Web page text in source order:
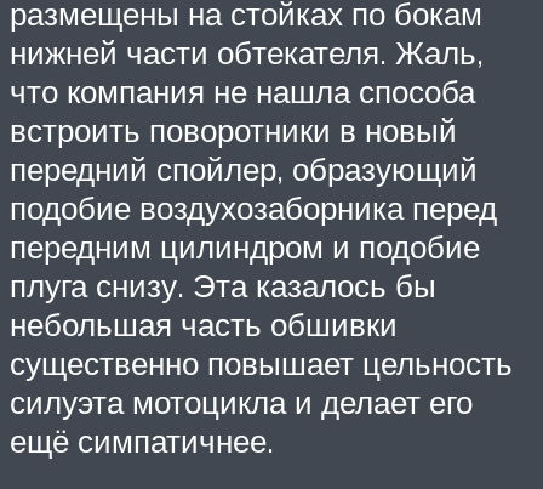
размещены на стойках по бокам
нижней части обтекателя. Жаль,
что компания не нашла способа
встроить поворотники в новый
передний спойлер, образующий
подобие воздухозаборника перед
передним цилиндром и подобие
плуга снизу. Эта казалось бы
небольшая часть обшивки
существенно повышает цельность
силуэта мотоцикла и делает его
ещё симпатичнее.